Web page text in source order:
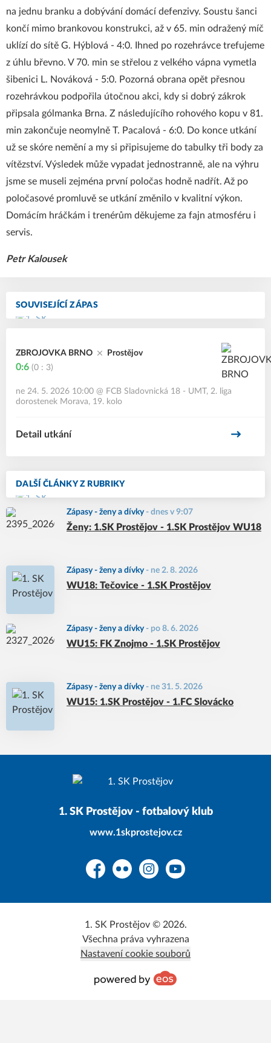
SOUVISEJÍCÍ ZÁPAS
ZBROJOVKA BRNO Prostějov
0:6 (0 : 3)
ne 24. 5. 2026 10:00 @ FCB Sladovnická 18 - UMT , 2. liga
dorostenek Morava, 19. kolo
Detail utkání
DALŠÍ ČLÁNKY Z RUBRIKY
Zápasy - ženy a dívky- dnes v 9:07
Ženy: 1.SK Prostějov - 1.SK Prostějov WU18
Zápasy - ženy a dívky- ne 2. 8. 2026
WU18: Tečovice - 1.SK Prostějov
Zápasy - ženy a dívky- po 8. 6. 2026
WU15: FK Znojmo - 1.SK Prostějov
Zápasy - ženy a dívky- ne 31. 5. 2026
WU15: 1.SK Prostějov - 1.FC Slovácko
na jednu branku a dobývání domácí defenzivy. Soustu šanci
končí mimo brankovou konstrukci, až v 65. min odražený míč
uklízí do sítě G. Hýblová - 4:0. Ihned po rozehrávce trefujeme
z úhlu břevno. V 70. min se střelou z velkého vápna vymetla
šibenici L. Nováková - 5:0. Pozorná obrana opět přesnou
rozehrávkou podpořila útočnou akci, kdy si dobrý zákrok
připsala gólmanka Brna. Z následujícího rohového kopu v 81.
min zakončuje neomylně T. Pacalová - 6:0. Do konce utkání
už se skóre nemění a my si připisujeme do tabulky tři body za
vítězství. Výsledek může vypadat jednostranně, ale na výhru
jsme se museli zejména první poločas hodně nadřít. Až po
poločasové promluvě se utkání změnilo v kvalitní výkon.
Domácím hráčkám i trenérům děkujeme za fajn atmosféru i
servis.
Petr Kalousek
1. SK Prostějov - fotbalový klub
www.1skprostejov.cz
FacebookFlickr InstagramYouTube
1. SK Prostějov © 2026.
Všechna práva vyhrazena
Nastavení cookie souborů